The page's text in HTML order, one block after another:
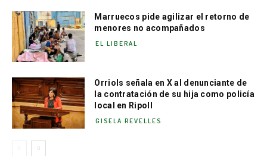
Marruecos pide agilizar el retorno de
menores no acompañados
EL LIBERAL
Orriols señala en X al denunciante de
la contratación de su hija como policía
local en Ripoll
GISELA REVELLES